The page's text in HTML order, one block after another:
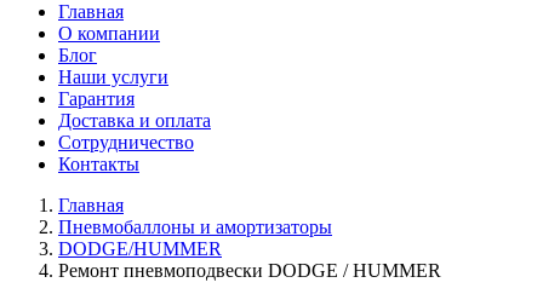
Главная
О компании
Блог
Наши услуги
Гарантия
Доставка и оплата
Сотрудничество
Контакты
Главная
Пневмобаллоны и амортизаторы
DODGE/HUMMER
Ремонт пневмоподвески DODGE / HUMMER